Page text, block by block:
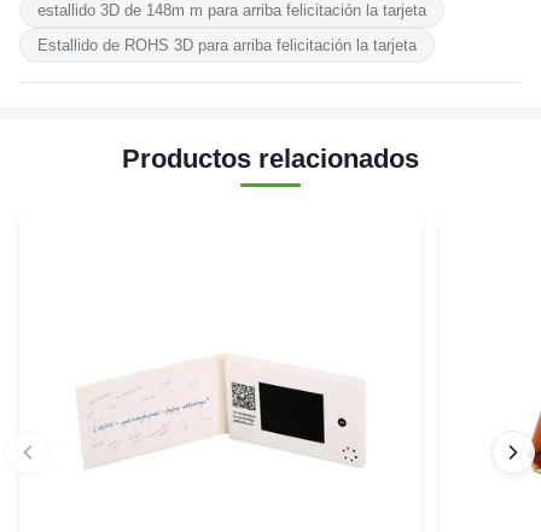
estallido 3D de 148m m para arriba felicitación la tarjeta
Estallido de ROHS 3D para arriba felicitación la tarjeta
Productos relacionados